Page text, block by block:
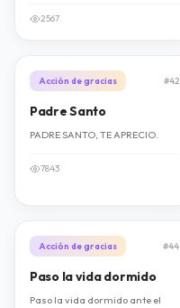
2567
Acción de gracias #42
Padre Santo
PADRE SANTO, TE APRECIO.
7843
Acción de gracias #44
Paso la vida dormido
Paso la vida dormido ante el